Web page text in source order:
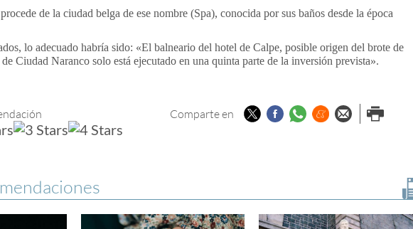
procede de la ciudad belga de ese nombre (Spa), conocida por sus baños desde la época
lo adecuado habría sido: «El balneario del hotel de Calpe, posible origen del brote de
Ciudad Naranco solo está ejecutado en una quinta parte de la inversión prevista».
Comparte en TwitterFacebook
Whatsapp
Menéame
Enviar porImprimir